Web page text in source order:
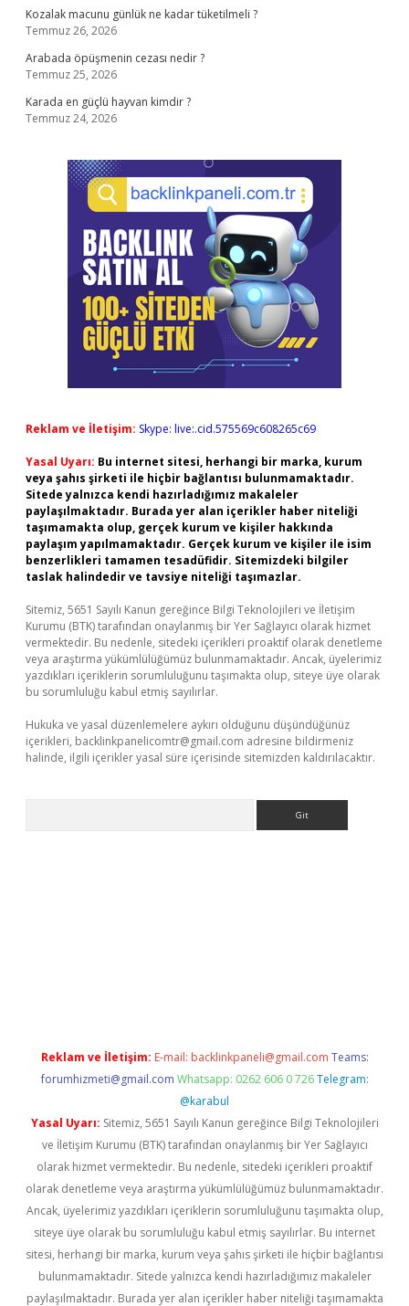
Kozalak macunu günlük ne kadar tüketilmeli ?
Temmuz 26, 2026
Arabada öpüşmenin cezası nedir ?
Temmuz 25, 2026
Karada en güçlü hayvan kimdir ?
Temmuz 24, 2026
Reklam ve İletişim: Skype: live:.cid.575569c608265c69
Yasal Uyarı: Bu internet sitesi, herhangi bir marka, kurum
veya şahıs şirketi ile hiçbir bağlantısı bulunmamaktadır.
Sitede yalnızca kendi hazırladığımız makaleler
paylaşılmaktadır. Burada yer alan içerikler haber niteliği
taşımamakta olup, gerçek kurum ve kişiler hakkında
paylaşım yapılmamaktadır. Gerçek kurum ve kişiler ile isim
benzerlikleri tamamen tesadüfidir. Sitemizdeki bilgiler
taslak halindedir ve tavsiye niteliği taşımazlar.
Sitemiz, 5651 Sayılı Kanun gereğince Bilgi Teknolojileri ve İletişim
Kurumu (BTK) tarafından onaylanmış bir Yer Sağlayıcı olarak hizmet
vermektedir. Bu nedenle, sitedeki içerikleri proaktif olarak denetleme
veya araştırma yükümlülüğümüz bulunmamaktadır. Ancak, üyelerimiz
yazdıkları içeriklerin sorumluluğunu taşımakta olup, siteye üye olarak
bu sorumluluğu kabul etmiş sayılırlar.
Hukuka ve yasal düzenlemelere aykırı olduğunu düşündüğünüz
içerikleri, backlinkpanelicomtr@gmail.com adresine bildirmeniz
halinde, ilgili içerikler yasal süre içerisinde sitemizden kaldırılacaktır.
Reklam ve İletişim: E-mail: backlinkpaneli@gmail.com Teams:
forumhizmeti@gmail.com Whatsapp: 0262 606 0 726 Telegram:
@karabul
Yasal Uyarı: Sitemiz, 5651 Sayılı Kanun gereğince Bilgi Teknolojileri
ve İletişim Kurumu (BTK) tarafından onaylanmış bir Yer Sağlayıcı
olarak hizmet vermektedir. Bu nedenle, sitedeki içerikleri proaktif
olarak denetleme veya araştırma yükümlülüğümüz bulunmamaktadır.
Ancak, üyelerimiz yazdıkları içeriklerin sorumluluğunu taşımakta olup,
siteye üye olarak bu sorumluluğu kabul etmiş sayılırlar. Bu internet
sitesi, herhangi bir marka, kurum veya şahıs şirketi ile hiçbir bağlantısı
bulunmamaktadır. Sitede yalnızca kendi hazırladığımız makaleler
paylaşılmaktadır. Burada yer alan içerikler haber niteliği taşımamakta